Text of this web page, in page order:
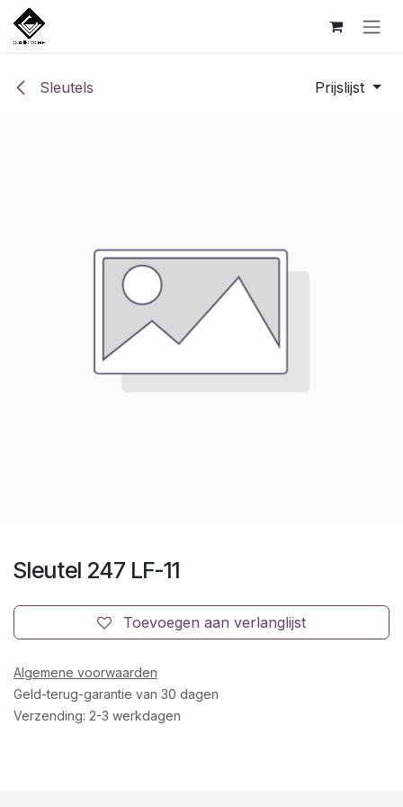
Overslaan naar inhoud
Sleutels Prijslijst
Sleutel 247 LF-11
Toevoegen aan verlanglijst
Algemene voorwaarden
Geld-terug-garantie van 30 dagen
Verzending: 2-3 werkdagen